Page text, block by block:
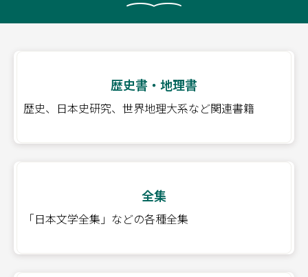
歴史書・地理書
歴史、日本史研究、世界地理大系など関連書籍
全集
「日本文学全集」などの各種全集